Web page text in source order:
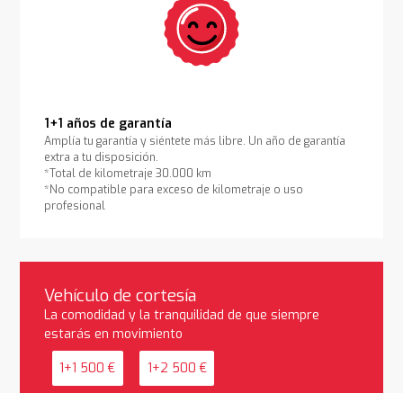
1+1 años de garantía
Amplía tu garantía y siéntete más libre. Un año de garantía
extra a tu disposición.
*Total de kilometraje 30.000 km
*No compatible para exceso de kilometraje o uso
profesional
Vehículo de cortesía
La comodidad y la tranquilidad de que siempre
estarás en movimiento
1+1 500 € 1+2 500 €